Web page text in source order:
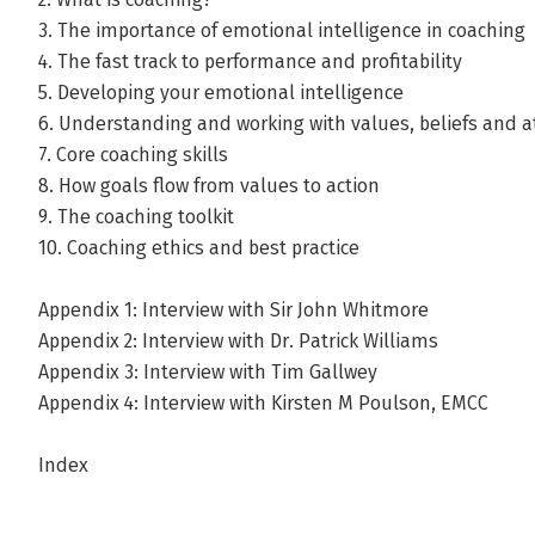
3. The importance of emotional intelligence in coaching
4. The fast track to performance and profitability
5. Developing your emotional intelligence
6. Understanding and working with values, beliefs and
7. Core coaching skills
8. How goals flow from values to action
9. The coaching toolkit
10. Coaching ethics and best practice
Appendix 1: Interview with Sir John Whitmore
Appendix 2: Interview with Dr. Patrick Williams
Appendix 3: Interview with Tim Gallwey
Appendix 4: Interview with Kirsten M Poulson, EMCC
Index